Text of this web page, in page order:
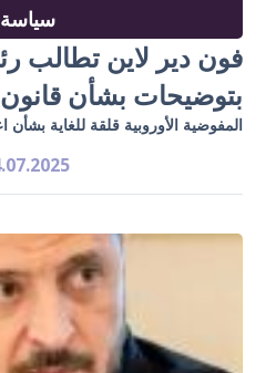
سياسة
فون دير لاين تطالب
بتوضيحات بشأن
المفوضية الأوروبية قلقة للغاية بشأن